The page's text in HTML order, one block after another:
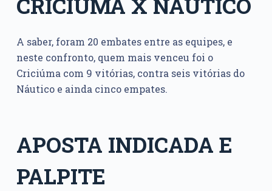
CRICIÚMA X NÁUTICO
A saber, foram 20 embates entre as equipes, e
neste confronto, quem mais venceu foi o
Criciúma com 9 vitórias, contra seis vitórias do
Náutico e ainda cinco empates.
APOSTA INDICADA E
PALPITE